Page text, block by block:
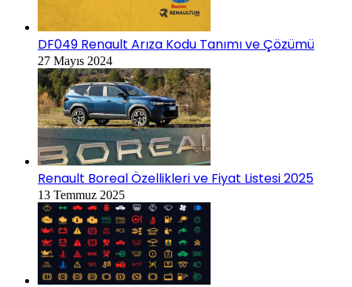
DF049 Renault Arıza Kodu Tanımı ve Çözümü
27 Mayıs 2024
Renault Boreal Özellikleri ve Fiyat Listesi 2025
13 Temmuz 2025